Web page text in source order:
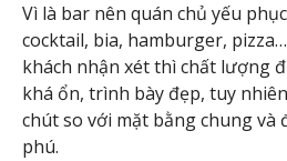
Vì là bar nên quán chủ yếu
cocktail, bia, hamburger,
khách nhận xét thì chất lượng
khá ổn, trình bày đẹp, tuy
chút so với mặt bằng chung
phú.